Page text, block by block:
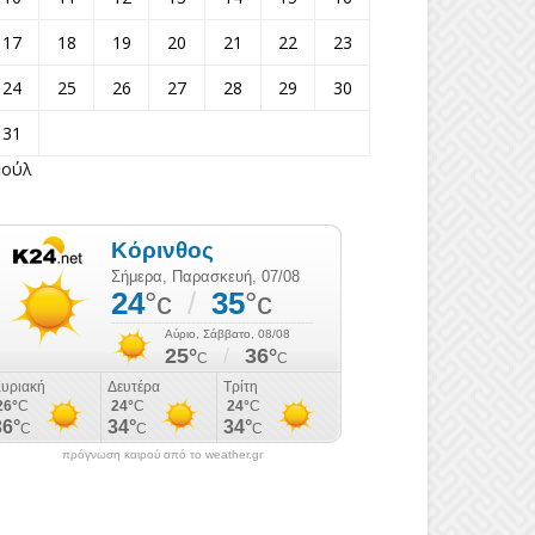
17
18 19 20 21 22
23
24
25 26 27 28 29
30
31
πρόγνωση καιρού από το weather.gr